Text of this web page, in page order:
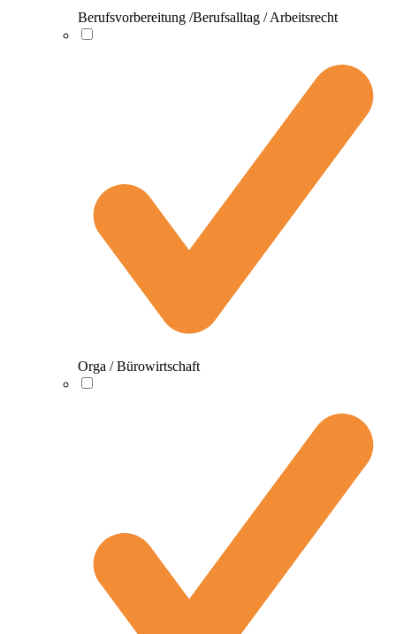
Berufsvorbereitung /Berufsalltag / Arbeitsrecht
Orga / Bürowirtschaft